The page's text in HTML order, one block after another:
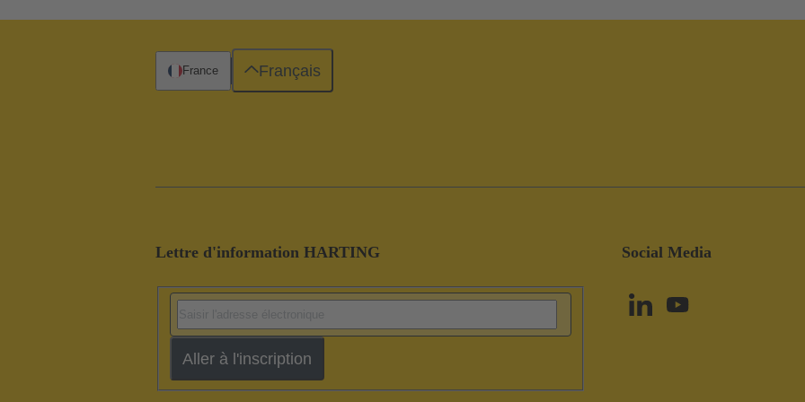
Lettre d'information HARTING
Aller à l'inscription
Social Media
France Français